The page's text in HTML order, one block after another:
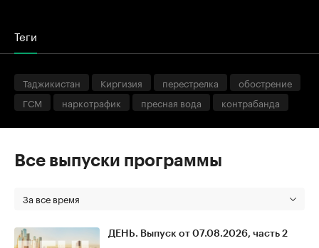
Теги
Таджикистан Киргизия перестрелка
обострение
ГСМ
наркотрафик пресная вода контрабанда
Все выпуски программы
За все время
ДЕНЬ. Выпуск от 07.08.2026, часть 2